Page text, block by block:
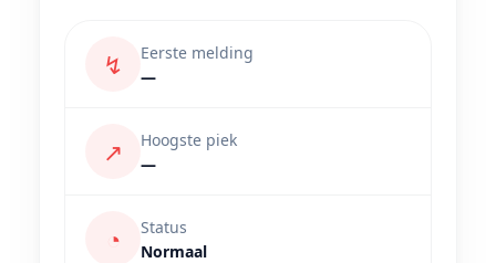
↯
Eerste melding
—
↗
Hoogste piek
—
◔
Status
Normaal